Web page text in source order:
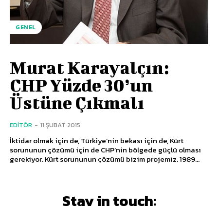
GENEL
Murat Karayalçın:
CHP Yüzde 30’un
Üstüne Çıkmalı
EDITÖR - 11 ŞUBAT 2015
İktidar olmak için de, Türkiye’nin bekası için de, Kürt
sorununun çözümü için de CHP’nin bölgede güçlü olması
gerekiyor. Kürt sorununun çözümü bizim projemiz. 1989...
Stay in touch: